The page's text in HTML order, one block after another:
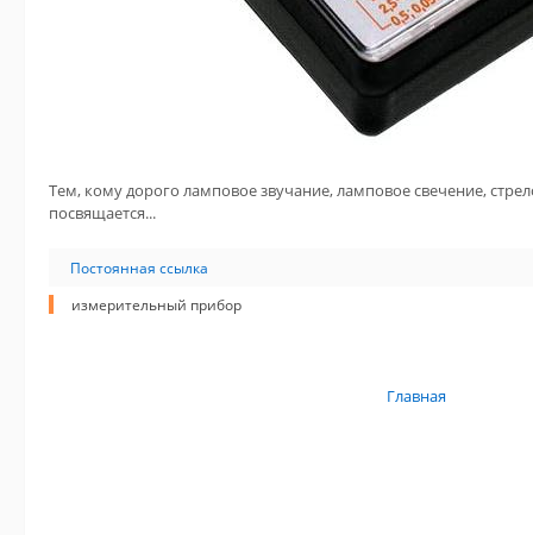
Тем, кому дорого ламповое звучание, ламповое свечение,
посвящается...
Постоянная ссылка
измерительный прибор
Главная